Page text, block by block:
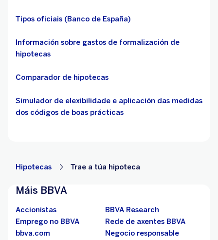
Tipos oficiais (Banco de España)
Información sobre gastos de formalización de
hipotecas
Comparador de hipotecas
Simulador de elexibilidade e aplicación das medidas
dos códigos de boas prácticas
Hipotecas Trae a túa hipoteca
Máis BBVA
Accionistas
BBVA Research
Emprego no BBVA
Rede de axentes BBVA
bbva.com
Negocio responsable